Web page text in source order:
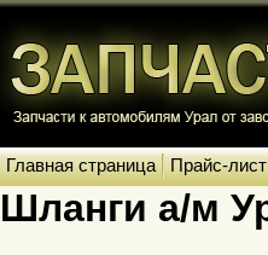
Главная страница Прайс-лист
Шланги а/м